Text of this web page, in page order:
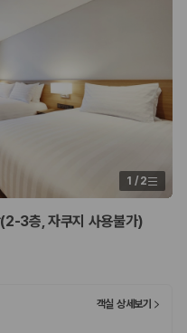
1 / 2
3층, 자쿠지 사용불가)
객실 상세보기